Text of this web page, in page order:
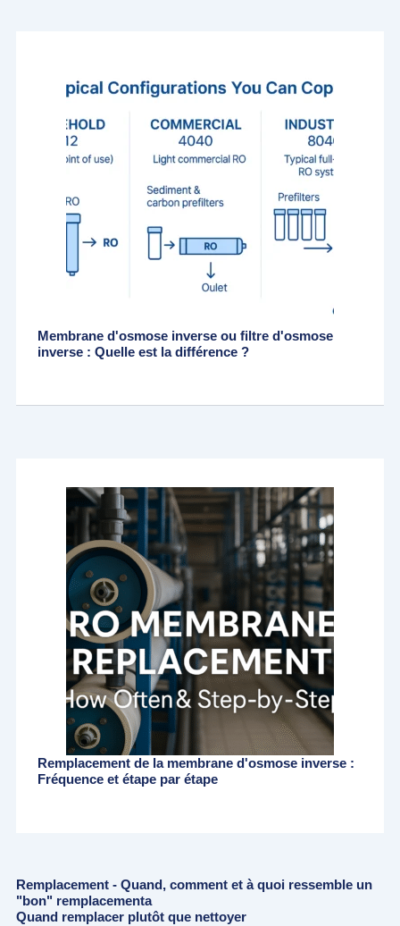
Membrane d'osmose inverse ou filtre d'osmose
inverse : Quelle est la différence ?
Remplacement de la membrane d'osmose inverse :
Fréquence et étape par étape
Remplacement - Quand, comment et à quoi ressemble un
"bon" remplacementa
Quand remplacer plutôt que nettoyer